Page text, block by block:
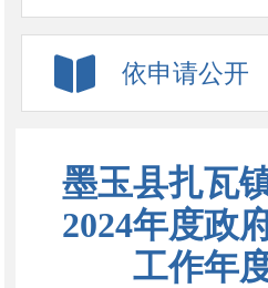
依申请公开
墨玉县扎瓦
2024年度政
工作年